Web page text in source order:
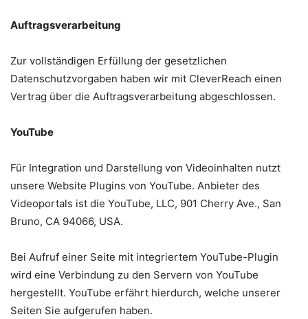
Auftragsverarbeitung
Zur vollständigen Erfüllung der gesetzlichen
Datenschutzvorgaben haben wir mit CleverReach einen
Vertrag über die Auftragsverarbeitung abgeschlossen.
YouTube
Für Integration und Darstellung von Videoinhalten nutzt
unsere Website Plugins von YouTube. Anbieter des
Videoportals ist die YouTube, LLC, 901 Cherry Ave., San
Bruno, CA 94066, USA.
Bei Aufruf einer Seite mit integriertem YouTube-Plugin
wird eine Verbindung zu den Servern von YouTube
hergestellt. YouTube erfährt hierdurch, welche unserer
Seiten Sie aufgerufen haben.